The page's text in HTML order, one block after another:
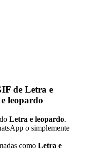
de Letra e
leopardo
Letra e leopardo.
o simplemente
como Letra e